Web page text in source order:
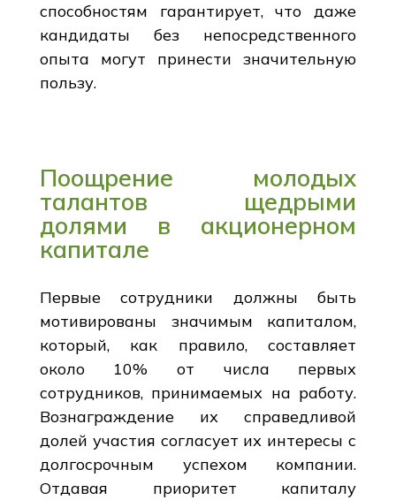
способностям гарантирует, что даже
кандидаты без непосредственного
опыта могут принести значительную
пользу.
Поощрение молодых
талантов щедрыми
долями в акционерном
капитале
Первые сотрудники должны быть
мотивированы значимым капиталом,
который, как правило, составляет
около 10% от числа первых
сотрудников, принимаемых на работу.
Вознаграждение их справедливой
долей участия согласует их интересы с
долгосрочным успехом компании.
Отдавая приоритет капиталу